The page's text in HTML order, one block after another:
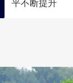
平不断提升